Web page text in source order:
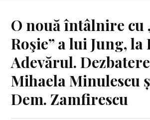
O nouă întâlnire cu
Roşie” a lui Jung,
Adevărul.
Mihaela Minulescu
Dem. Zamfirescu